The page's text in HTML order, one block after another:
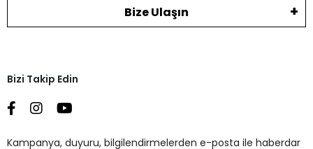
Bize Ulaşın
Bizi Takip Edin
Kampanya, duyuru, bilgilendirmelerden e-posta ile haberdar